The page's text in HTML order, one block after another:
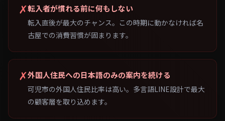
✗転入者が慣れる前に何もしない
転入直後が最大のチャンス。この時期に動かなければ名
古屋での消費習慣が固まります。
✗外国人住民への日本語のみの案内を続ける
可児市の外国人住民比率は高い。多言語LINE設計で最大
の顧客層を取り込めます。